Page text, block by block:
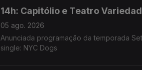
14h: Capitólio e Teatro
05 ago. 2026
Anunciada programação da temporada
single: NYC Dogs